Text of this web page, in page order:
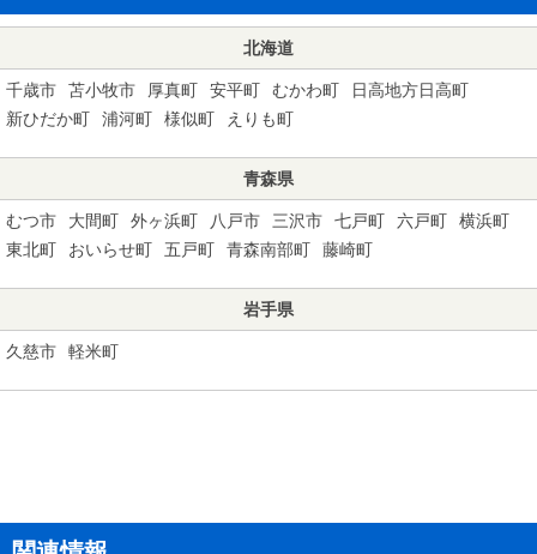
北海道
千歳市 苫小牧市 厚真町 安平町 むかわ町
日高地方日高町
新ひだか町
浦河町 様似町 えりも町
青森県
むつ市 大間町 外ヶ浜町 八戸市 三沢市 七戸町 六戸町
横浜町
東北町
おいらせ町 五戸町 青森南部町 藤崎町
岩手県
久慈市 軽米町